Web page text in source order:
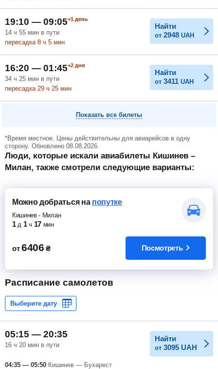
19:10 — 09:05+1 день
14 ч 55 мин в пути
пересадка 8 ч 5 мин
Найти
от 2948 UAH
16:20 — 01:45+2 дня
34 ч 25 мин в пути
пересадка 29 ч 25 мин
Найти
от 3411 UAH
Показать все билеты
*Время местное. Цены действительны для авиарейсов в одну
сторону. Обновлено 08.08.2026.
Люди, которые искали авиабилеты Кишинев –
Милан, также смотрели следующие варианты:
Можно добратьсяна попутке
Кишинев- Милан
1 д 1 ч 17 мин
от 6406 ₴ Посмотреть
Расписание самолетов
05:15 — 20:35
16 ч 20 мин в пути
Найти
от 3095 UAH
04:35 — 05:50 Кишинев — Бухарест